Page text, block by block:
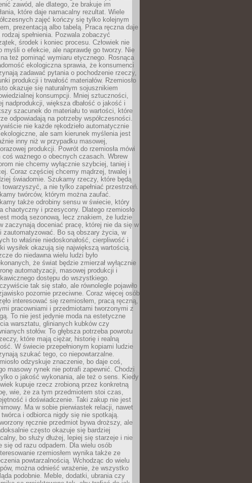
zawód, ale dlatego, że brakuje im
które daje namacalny rezultat. Wiele
zajęć kończy się tylko kolejnym
prezentacją albo tabelą. Praca ręczna daje
rodzaj spełnienia. Pozwala zobaczyć
środek i koniec procesu. Człowiek nie
myśli o efekcie, ale naprawdę go tworzy. Nie
też pominąć wymiaru etycznego. Rosnąca
ekologiczna sprawia, że konsumenci
zadawać pytania o pochodzenie rzeczy,
produkcji i trwałość materiałów. Rzemiosło
okazuje się naturalnym sojusznikiem
konsumpcji. Mniej sztuczności,
nadprodukcji, większa dbałość o jakość i
szacunek do materiału to wartości, które
odpowiadają na potrzeby współczesności.
nie każde rękodzieło automatycznie
ale sam kierunek myślenia jest
inny niż w przypadku masowej,
produkcji. Powrót do rzemiosła mówi
coś ważnego o obecnych czasach. Wbrew
nie chcemy wyłącznie szybciej, taniej i
Coraz częściej chcemy mądrzej, trwalej i
świadomie. Szukamy rzeczy, które będą
towarzyszyć, a nie tylko zapełniać przestrzeń.
twórców, którym można zaufać.
także odrobiny sensu w świecie, który
chaotyczny i przesycony. Dlatego rzemiosło
modą sezonową, lecz znakiem, że ludzie
zaczynają doceniać pracę, której nie da się w
zautomatyzować. Bo są obszary życia, w
to właśnie niedoskonałość, cierpliwość i
wysiłek okazują się największą wartością.
do niedawna wielu ludzi było
że świat będzie zmierzał wyłącznie
automatyzacji, masowej produkcji i
dostępu do wszystkiego.
tak się stało, ale równolegle pojawiło
pozornie przeciwne. Coraz więcej osób
interesować się rzemiosłem, pracą ręczną,
pracowniami i przedmiotami tworzonymi z
To nie jest jedynie moda na estetyczne
warsztatu, glinianych kubków czy
stołów. To głębsza potrzeba powrotu
które mają ciężar, historię i realną
W świecie przepełnionym kopiami ludzie
szukać tego, co niepowtarzalne.
odzyskuje znaczenie, bo daje coś,
masowy rynek nie potrafi zapewnić. Chodzi
o jakość wykonania, ale też o sens. Kiedy
kupuje rzecz zrobioną przez konkretną
wie, że za tym przedmiotem stoi czas,
i doświadczenie. Taki zakup nie jest
Ma w sobie pierwiastek relacji, nawet
twórca i odbiorca nigdy się nie spotkają.
ręcznie przedmiot bywa droższy, ale
często okazuje się bardziej
bo służy dłużej, lepiej się starzeje i nie
się od razu odpadem. Dla wielu osób
rzemiosłem wynika także ze
powtarzalnością. Wchodząc do wielu
można odnieść wrażenie, że wszystko
podobnie. Meble, dodatki, ubrania czy